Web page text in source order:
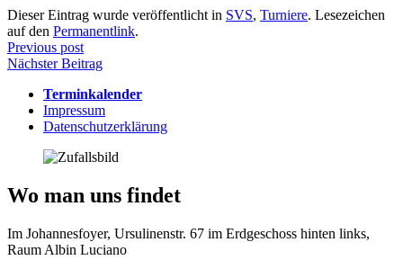
Dieser Eintrag wurde veröffentlicht in SVS, Turniere. Lesezeichen
auf den Permanentlink.
Beitragsnavigation
Previous post
Nächster Beitrag
Terminkalender
Impressum
Datenschutzerklärung
Wo man uns findet
Im Johannesfoyer, Ursulinenstr. 67 im Erdgeschoss hinten links,
Raum Albin Luciano